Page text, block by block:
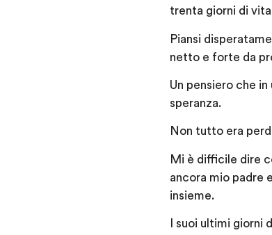
trenta giorni di
Piansi
netto e forte da
Un pensiero che
speranza.
Non tutto era
Mi è difficile dire
ancora mio padre
insieme.
I suoi ultimi